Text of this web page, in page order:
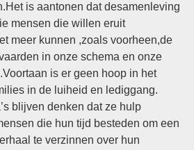
is aantonen dat desamenleving
mensen die willen eruit
meer kunnen ,zoals voorheen,de
in onze schema en onze
is er geen hoop in het
in de luiheid en lediggang.
blijven denken dat ze hulp
die hun tijd besteden om een
te verzinnen over hun